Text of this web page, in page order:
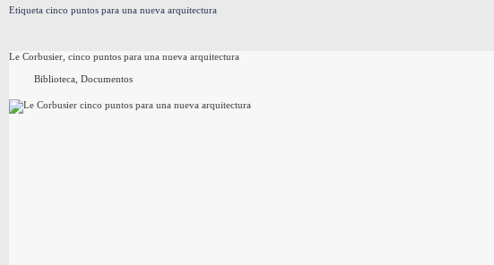
Etiqueta cinco puntos para una nueva arquitectura
Le Corbusier, cinco puntos para una nueva arquitectura
Biblioteca, Documentos